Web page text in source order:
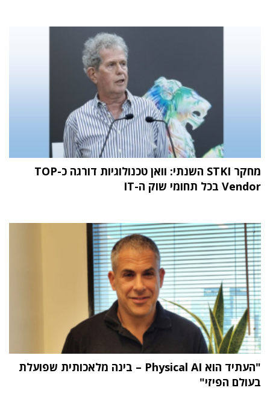
מחקר STKI השנתי: וואן טכנולוגיות דורגה כ-TOP
Vendor בכל תחומי שוק ה-IT
"העתיד הוא Physical AI – בינה מלאכותית שפועלת
בעולם הפיזי"